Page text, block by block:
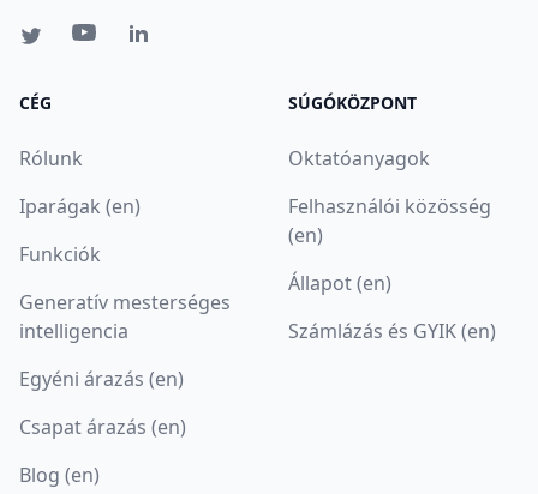
CÉG
Rólunk
Iparágak (en)
Funkciók
Generatív mesterséges
intelligencia
Egyéni árazás (en)
Csapat árazás (en)
Blog (en)
SÚGÓKÖZPONT
Oktatóanyagok
Felhasználói közösség
(en)
Állapot (en)
Számlázás és GYIK (en)